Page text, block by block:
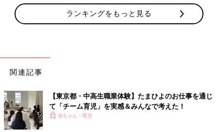
ランキングをもっと見る
関連記事
【東京都・中高生職業体験】たまひよのお仕事を通じ
て「チーム育児」を実感＆みんなで考えた！
赤ちゃん・育児